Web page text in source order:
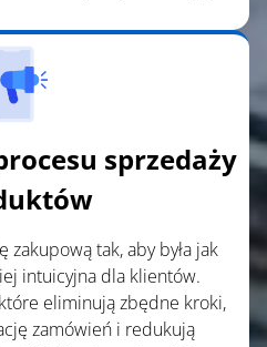
sprzedaży
zakupową tak, aby była jak
intuicyjna dla klientów.
eliminują zbędne kroki,
zamówień i redukują